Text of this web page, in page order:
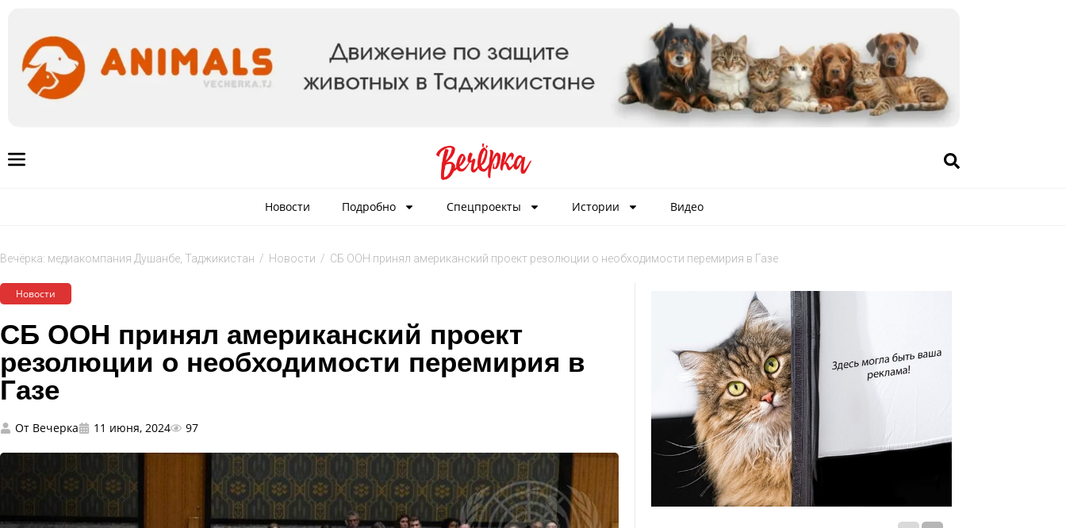
Новости Подробно Спецпроекты Истории Видео
Вечёрка: медиакомпания Душанбе, Таджикистан / Новости / СБ ООН принял американский проект резолюции о необходимости перемирия в Газе
Новости
СБ ООН принял американский проект
резолюции о необходимости перемирия в
Газе
От Вечерка 11 июня, 2024 97